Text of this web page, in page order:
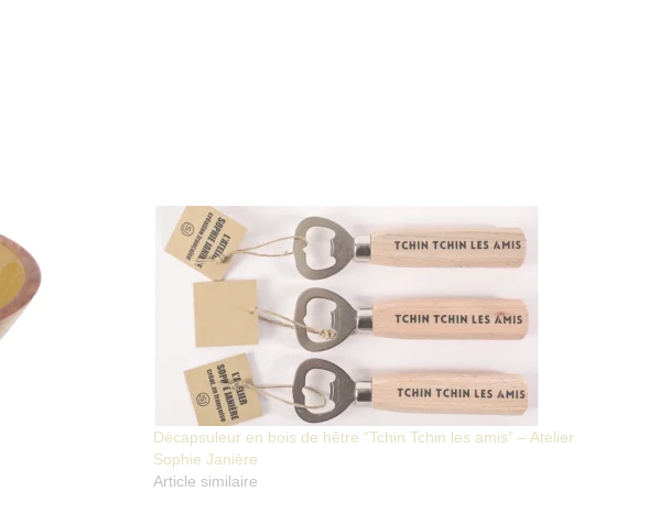
Décapsuleur en bois de hêtre “Tchin Tchin les amis” – Atelier
Sophie Janière
Article similaire